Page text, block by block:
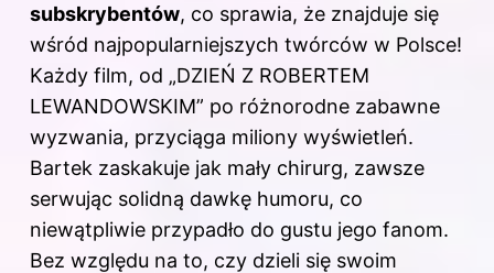
subskrybentów, co sprawia, że znajduje się
wśród najpopularniejszych twórców w Polsce!
Każdy film, od „DZIEŃ Z ROBERTEM
LEWANDOWSKIM” po różnorodne zabawne
wyzwania, przyciąga miliony wyświetleń.
Bartek zaskakuje jak mały chirurg, zawsze
serwując solidną dawkę humoru, co
niewątpliwie przypadło do gustu jego fanom.
Bez względu na to, czy dzieli się swoim